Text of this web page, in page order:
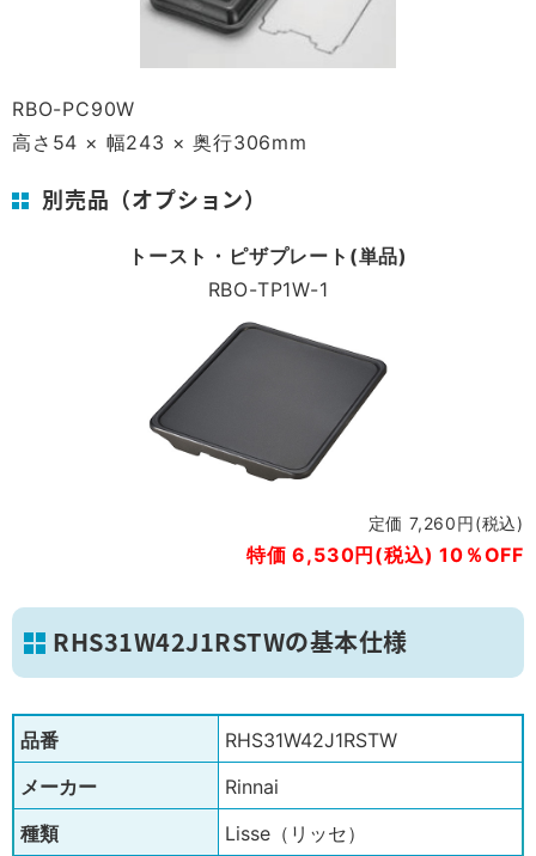
RBO-PC90W
高さ54 × 幅243 × 奥行306mm
別売品（オプション）
トースト・ピザプレート(単品)
RBO-TP1W-1
定価 7,260円(税込)
特価 6,530円(税込) 10％OFF
RHS31W42J1RSTWの基本仕様
品番
RHS31W42J1RSTW
メーカー
Rinnai
種類
Lisse（リッセ）